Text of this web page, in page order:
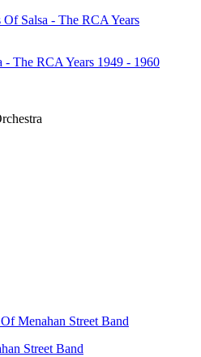
The RCA Years 1949 - 1960
Street Band